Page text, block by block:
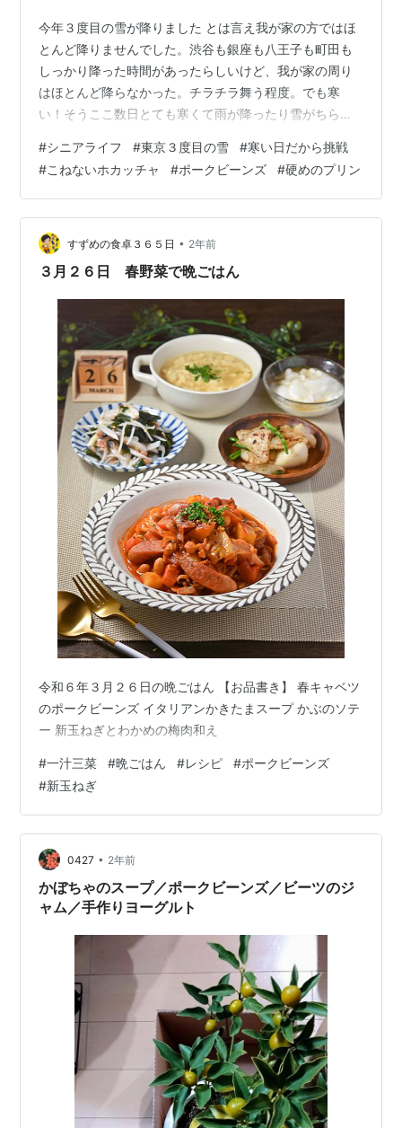
今年３度目の雪が降りました とは言え我が家の方ではほ
とんど降りませんでした。渋谷も銀座も八王子も町田も
しっかり降った時間があったらしいけど、我が家の周り
はほとんど降らなかった。チラチラ舞う程度。でも寒
い！そうここ数日とても寒くて雨が降ったり雪がちらつ
買い溜めしてスタンバイ！寒い週末は簡単お料理タイム
で楽しもうと思う。 まず作ったのはホカッチャ 最近コネ
ないパンが大流行で、遅まきながら私も作りたいなぁ〜
と思っていたのだけれどちょっと面倒。なんたって量の
大嫌いでどんぶり勘定クッキングの神の私には、パンと
か麺とか結構きっちりヤンナイトまずい感じのもの…
#シニアライフ #東京３度目の雪 #寒い日だから挑戦
#こねないホカッチャ #ポークビーンズ #硬めのプリン
すずめの食卓３６５日 • 2年前
３月２６日 春野菜で晩ごはん
令和６年３月２６日の晩ごはん 【お品書き】 春キャベツ
のポークビーンズ イタリアンかきたまスープ かぶのソテ
ー 新玉ねぎとわかめの梅肉和え
#一汁三菜 #晩ごはん #レシピ #ポークビーンズ
#新玉ねぎ
0427 • 2年前
かぼちゃのスープ／ポークビーンズ／ビーツのジ
ャム／手作りヨーグルト